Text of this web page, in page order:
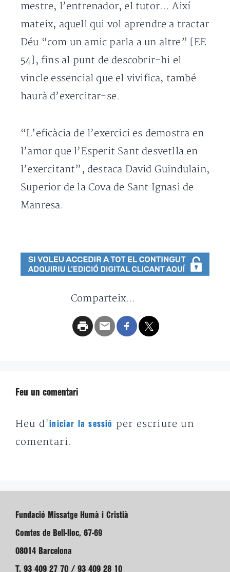
mestre, l’entrenador, el tutor… Així
mateix, aquell qui vol aprendre a tractar
Déu “com un amic parla a un altre” [EE
54], fins al punt de descobrir-hi el
vincle essencial que el vivifica, també
haurà d’exercitar-se.
“L’eficàcia de l’exercici es demostra en
l’amor que l’Esperit Sant desvetlla en
l’exercitant”, destaca David Guindulain,
Superior de la Cova de Sant Ignasi de
Manresa.
Comparteix...
Feu un comentari
Heu d'iniciar la sessió
per escriure un
comentari.
Fundació Missatge Humà i Cristià
Comtes de Bell-lloc, 67-69
08014 Barcelona
T. 93 409 27 70 / 93 409 28 10